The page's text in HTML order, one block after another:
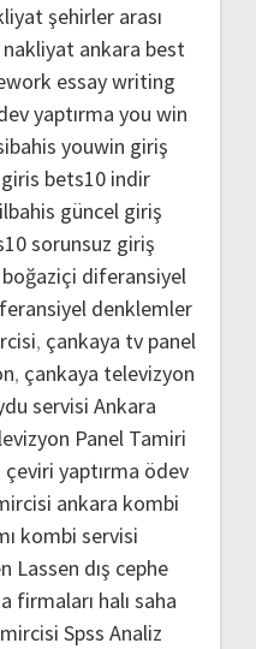
şehirler arası
ankara best
essay writing
yaptırma you win
youwin giriş
bets10 indir
güncel giriş
sorunsuz giriş
diferansiyel
denklemler
, çankaya tv panel
, çankaya televizyon
servisi Ankara
Panel Tamiri
çeviri yaptırma ödev
ankara kombi
kombi servisi
Lassen dış cephe
firmaları halı saha
Spss Analiz